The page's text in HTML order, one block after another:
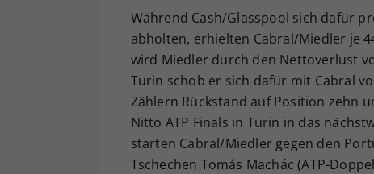
Während Cash/Glasspool sich dafür
abholten, erhielten Cabral/Miedler je
wird Miedler durch den Nettoverlust
Turin schob er sich dafür mit Cabral
Zählern Rückstand auf Position zehn
Nitto ATP Finals in Turin in das
starten Cabral/Miedler gegen den
Tschechen Tomás Machác (ATP-